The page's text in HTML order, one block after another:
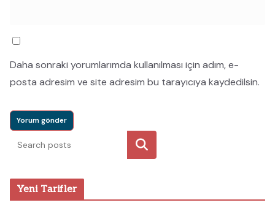
Daha sonraki yorumlarımda kullanılması için adım, e-
posta adresim ve site adresim bu tarayıcıya kaydedilsin.
Ara
Yeni Tarifler